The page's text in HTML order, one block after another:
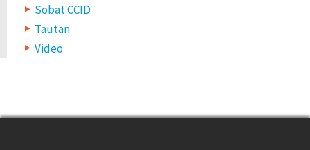
Sobat CCID
Tautan
Video